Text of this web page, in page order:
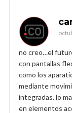
no creo…el
con pantallas
como los
mediante
integradas. lo
en elementos